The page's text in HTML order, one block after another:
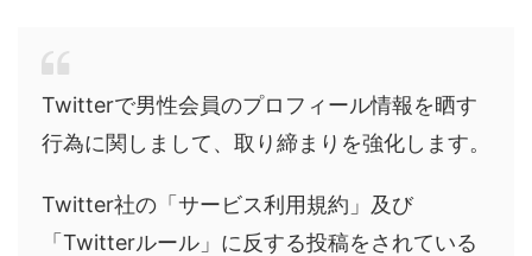
Twitterで男性会員のプロフィール情報を晒す
行為に関しまして、取り締まりを強化します。
Twitter社の「サービス利用規約」及び
「Twitterルール」に反する投稿をされている